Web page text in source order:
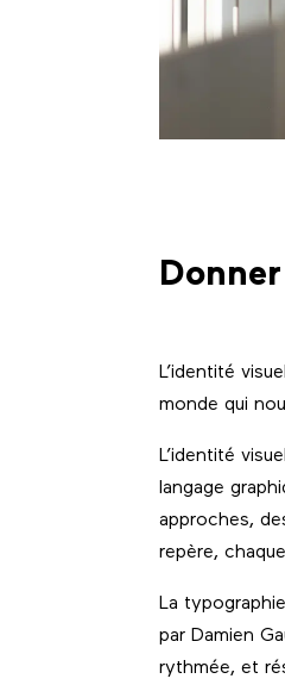
L’identité
monde qui
L’identité
langage
approches,
repère,
La
par Damien
rythmée, et